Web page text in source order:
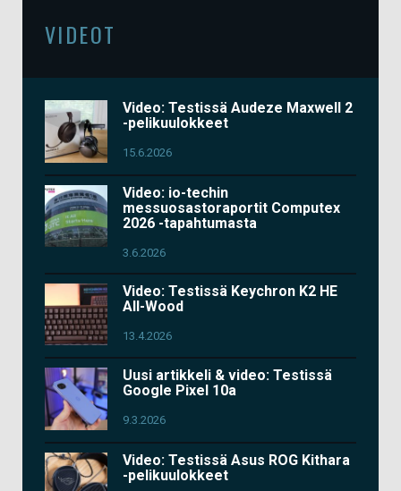
VIDEOT
Video: Testissä Audeze Maxwell 2
-pelikuulokkeet
15.6.2026
Video: io-techin
messuosastoraportit Computex
2026 -tapahtumasta
3.6.2026
Video: Testissä Keychron K2 HE
All-Wood
13.4.2026
Uusi artikkeli & video: Testissä
Google Pixel 10a
9.3.2026
Video: Testissä Asus ROG Kithara
-pelikuulokkeet